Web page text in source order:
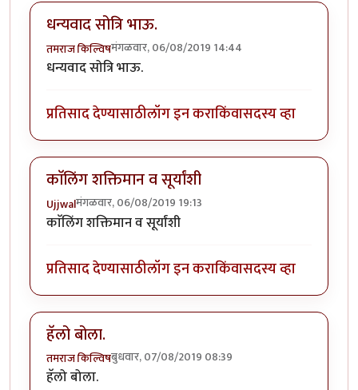
धन्यवाद सोत्रि भाऊ.
तमराज किल्विषमंगळवार, 06/08/2019 14:44
धन्यवाद सोत्रि भाऊ.
प्रतिसाद देण्यासाठीलॉग इन कराकिंवासदस्य व्हा
काॅलिंग शक्तिमान व सूर्यांशी
Ujjwalमंगळवार, 06/08/2019 19:13
काॅलिंग शक्तिमान व सूर्यांशी
प्रतिसाद देण्यासाठीलॉग इन कराकिंवासदस्य व्हा
हॅलो बोला.
तमराज किल्विषबुधवार, 07/08/2019 08:39
हॅलो बोला.